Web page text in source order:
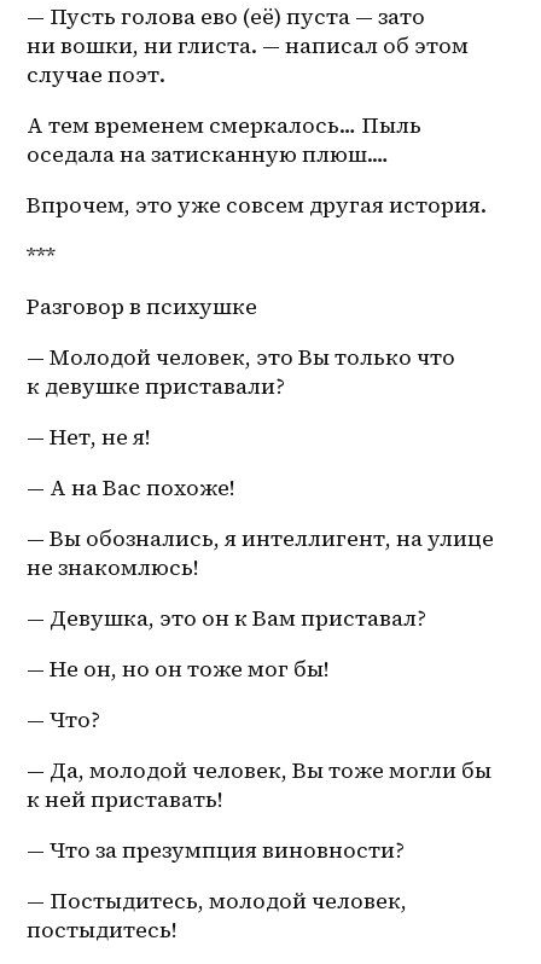
— Пусть голова ево (её) пуста — зато
ни вошки, ни глиста. — написал об этом
случае поэт.
А тем временем смеркалось… Пыль
оседала на затисканную плюш.…
Впрочем, это уже совсем другая история.
***
Разговор в психушке
— Молодой человек, это Вы только что
к девушке приставали?
— Нет, не я!
— А на Вас похоже!
— Вы обознались, я интеллигент, на улице
не знакомлюсь!
— Девушка, это он к Вам приставал?
— Не он, но он тоже мог бы!
— Что?
— Да, молодой человек, Вы тоже могли бы
к ней приставать!
— Что за презумпция виновности?
— Постыдитесь, молодой человек,
постыдитесь!